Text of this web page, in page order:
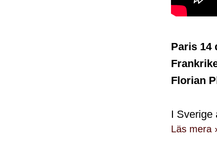
Paris 14
Florian
I Sverige
Läs mera